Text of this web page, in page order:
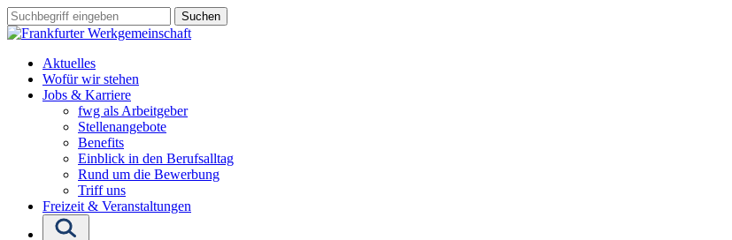
Sprungziel:
Zum
Sprungziel:
Zur
Sprungziel:
Zum
Suchbegriff
eingeben
Aktuelles
Wofür wir stehen
Jobs & KarriereUntermenü
von
"Jobs
&
fwg als Arbeitgeber
Stellenangebote
Benefits
Einblick in den Berufsalltag
Rund um die Bewerbung
Triff uns
Freizeit & Veranstaltungen